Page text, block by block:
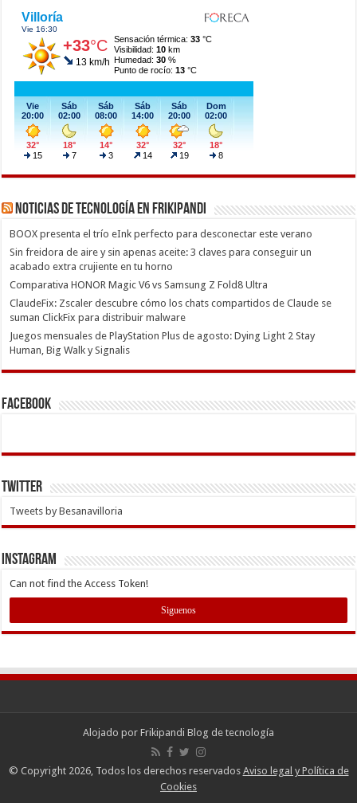
Noticias de Tecnología en Frikipandi
BOOX presenta el trío eInk perfecto para desconectar este verano
Sin freidora de aire y sin apenas aceite: 3 claves para conseguir un
acabado extra crujiente en tu horno
Comparativa HONOR Magic V6 vs Samsung Z Fold8 Ultra
ClaudeFix: Zscaler descubre cómo los chats compartidos de Claude se
suman ClickFix para distribuir malware
Juegos mensuales de PlayStation Plus de agosto: Dying Light 2 Stay
Human, Big Walk y Signalis
Facebook
Twitter
Tweets by Besanavilloria
INSTAGRAM
Can not find the Access Token!
Siguenos
Alojado por Frikipandi Blog de tecnología
© Copyright 2026, Todos los derechos reservados Aviso legal y Política de
Cookies